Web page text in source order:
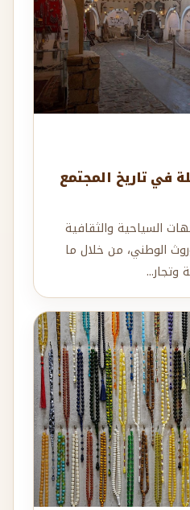
في تاريخ المجتمع
السياحية والثقافية
الوطني، من خلال ما
وتجار...